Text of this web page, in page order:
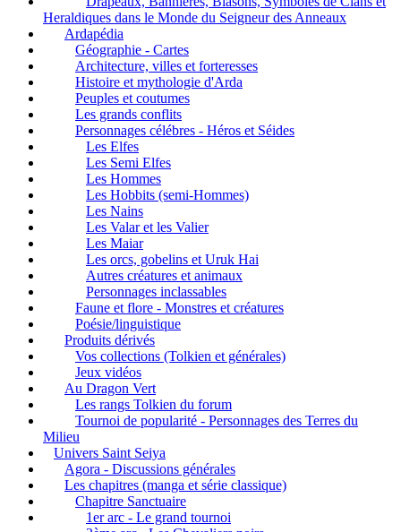
Heraldiques dans le Monde du Seigneur des Anneaux
Ardapédia
Géographie - Cartes
Architecture, villes et forteresses
Histoire et mythologie d'Arda
Peuples et coutumes
Les grands conflits
Personnages célébres - Héros et Séides
Les Elfes
Les Semi Elfes
Les Hommes
Les Hobbits (semi-Hommes)
Les Nains
Les Valar et les Valier
Les Maiar
Les orcs, gobelins et Uruk Hai
Autres créatures et animaux
Personnages inclassables
Faune et flore - Monstres et créatures
Poésie/linguistique
Produits dérivés
Vos collections (Tolkien et générales)
Jeux vidéos
Au Dragon Vert
Les rangs Tolkien du forum
Tournoi de popularité - Personnages des Terres du
Milieu
Univers Saint Seiya
Agora - Discussions générales
Les chapitres (manga et série classique)
Chapitre Sanctuaire
1er arc - Le grand tournoi